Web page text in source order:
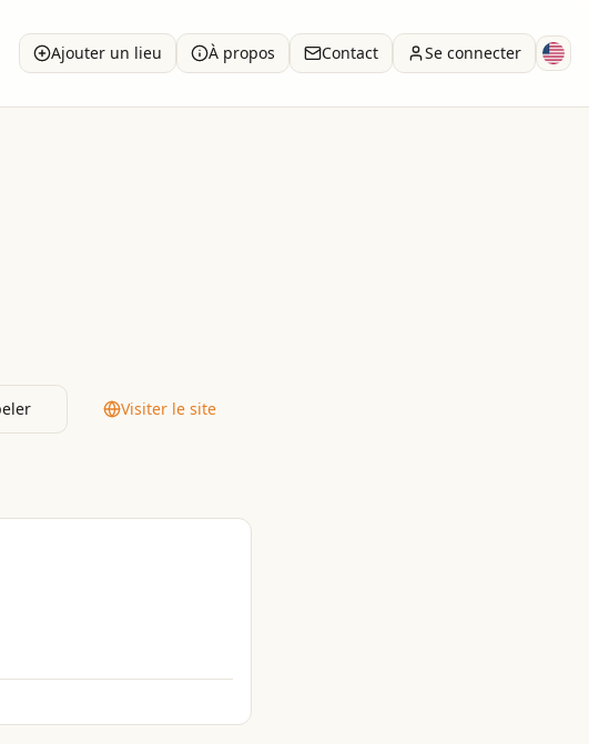
Ajouter un lieu À propos Contact Se connecter
Vaad Harabonim of Queens (VHQ).
Visiter le site